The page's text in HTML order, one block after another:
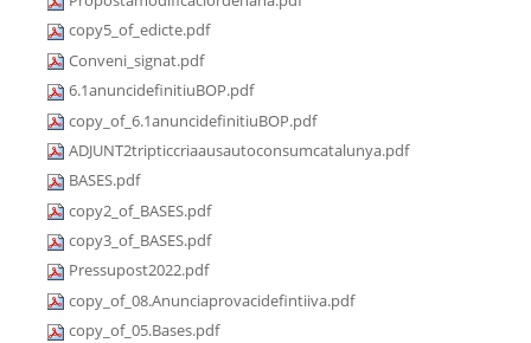
copy5_of_edicte.pdf
Conveni_signat.pdf
6.1anuncidefinitiuBOP.pdf
copy_of_6.1anuncidefinitiuBOP.pdf
ADJUNT2tripticcriaausautoconsumcatalunya.pdf
BASES.pdf
copy2_of_BASES.pdf
copy3_of_BASES.pdf
Pressupost2022.pdf
copy_of_08.Anunciaprovacidefintiiva.pdf
copy_of_05.Bases.pdf